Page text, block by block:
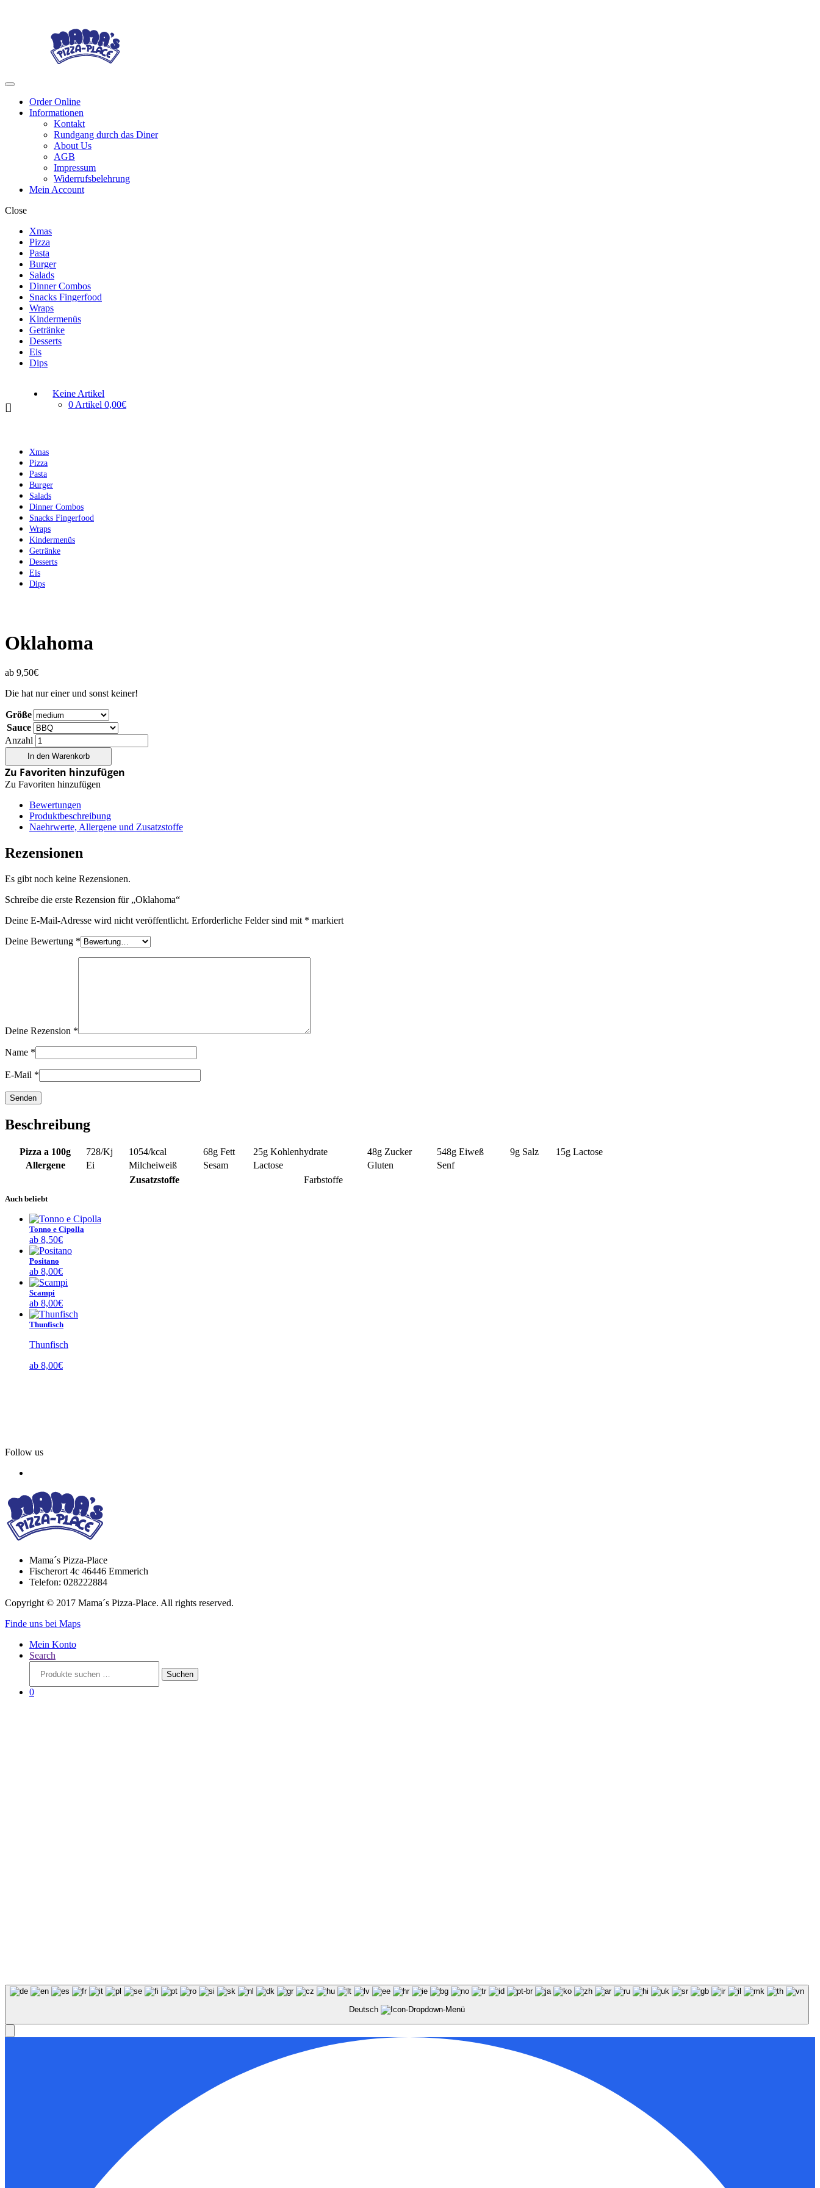
Menu
Order Online
Informationen
Kontakt
Rundgang durch das Diner
About Us
AGB
Impressum
Widerrufsbelehrung
Mein Account
Close
Xmas
Pizza
Pasta
Burger
Salads
Dinner Combos
Snacks Fingerfood
Wraps
Kindermenüs
Getränke
Desserts
Eis
Dips
Keine Artikel
0 Artikel 0,00€
Xmas
Pizza
Pasta
Burger
Salads
Dinner Combos
Snacks Fingerfood
Wraps
Kindermenüs
Getränke
Desserts
Eis
Dips
Oklahoma
ab 9,50€
Die hat nur einer und sonst keiner!
Größe
Sauce
Anzahl
In den Warenkorb
Zu Favoriten hinzufügen
Zu Favoriten hinzufügen
Bewertungen
Produktbeschreibung
Naehrwerte, Allergene und Zusatzstoffe
Rezensionen
Es gibt noch keine Rezensionen.
Schreibe die erste Rezension für „Oklahoma“
Deine E-Mail-Adresse wird nicht veröffentlicht. Erforderliche Felder sind mit * markiert
Deine Bewertung *
Deine Rezension *
Name *
E-Mail *
Beschreibung
Pizza a 100g 728/Kj 1054/kcal 68g Fett 25g Kohlenhydrate 48g Zucker 548g Eiweß 9g Salz 15g Lactose
Allergene
Ei Milcheiweiß Sesam Lactose Gluten
Senf
Zusatzstoffe
Farbstoffe
Auch beliebt
Tonno e Cipolla
ab 8,50€
Positano
ab 8,00€
Scampi
ab 8,00€
Thunfisch
Thunfisch
ab 8,00€
Follow us
Mama´s Pizza-Place
Fischerort 4c 46446 Emmerich
Telefon: 028222884
Copyright © 2017 Mama´s Pizza-Place. All rights reserved.
Finde uns bei Maps
Mein Konto
Search
nach:
Suchen
0
Deutsch